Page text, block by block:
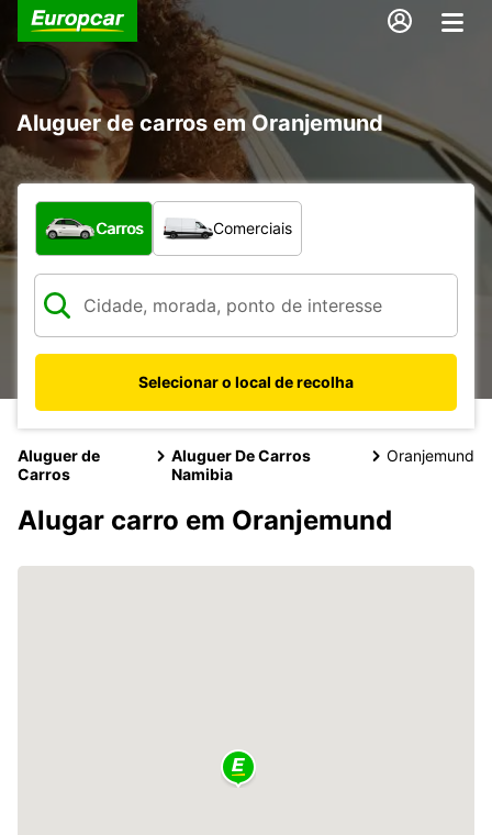
Aluguer de carros em Oranjemund
Que tipo de veículo pretende?
Carros Comerciais
Selecionar o local de recolha
Aluguer de
Carros
Aluguer De Carros
Namibia
Oranjemund
Alugar carro em Oranjemund